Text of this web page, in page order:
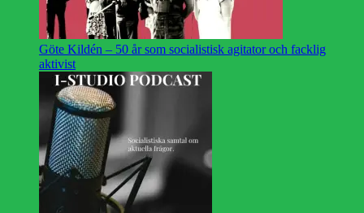
Göte Kildén – 50 år som socialistisk agitator och facklig
aktivist